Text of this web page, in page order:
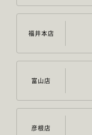
福井本店
富山店
彦根店